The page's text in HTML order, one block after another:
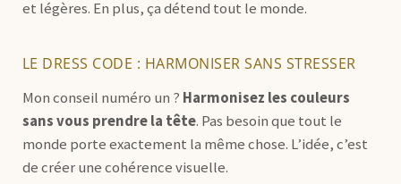
et légères. En plus, ça détend tout le monde.
LE DRESS CODE : HARMONISER SANS STRESSER
Mon conseil numéro un ? Harmonisez les couleurs
sans vous prendre la tête. Pas besoin que tout le
monde porte exactement la même chose. L’idée, c’est
de créer une cohérence visuelle.